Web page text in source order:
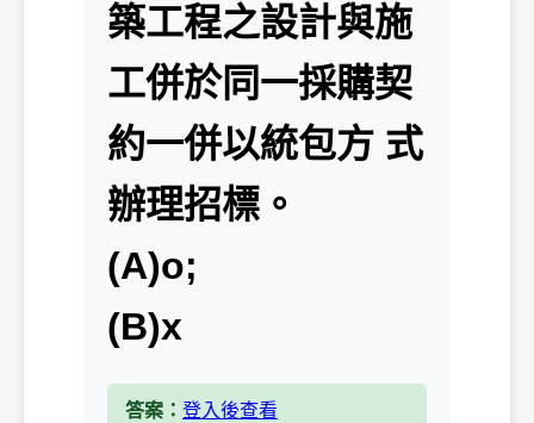
築工程之設計與施
工併於同一採購契
約一併以統包方 式
辦理招標。
(A)o;
(B)x
答案： 登入後查看